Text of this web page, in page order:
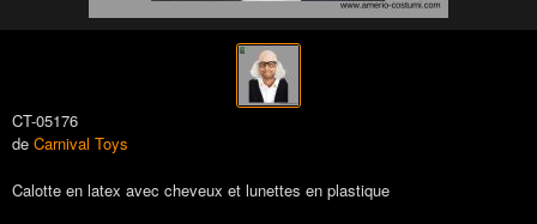
CT-05176
de Carnival Toys
Calotte en latex avec cheveux et lunettes en plastique